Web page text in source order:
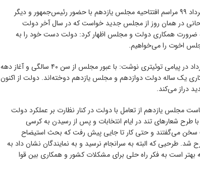
به گزارش روا 24 به نقل از ایسنا، هفتم خرداد ۹۹ مراسم افتتاحیه مجلس یازدهم با حضور رئیس‌جمهور و دیگر
در همان روز از مجلس جدید خواست که در سال آخر دولت
به ضرورت همکاری دولت و مجلس اظهار کرد: دولت دست خود را به
اخوت را می‌خواهیم.
رئیس‌جمهور دو روز قبل از آن هم در ۵ خرداد در پیامی توئیتری نوشت: با عبور مجلس از سن ۴۰ سالگی و آغاز دهه
یک‌ ساله دولت دوازدهم و مجلس یازدهم دوخته‌اند. دولت از اکنون
دراز می‌کند.
مجلس یازدهم از تعامل با دولت در کنار نظارت بر عملکرد دولت
طرح شعارهای تند در ایام انتخابات و پس از رسیدن به کرسی
سخن می‌گفتند و حتی کار تا جایی پیش رفت که بحث استیضاح
طرحیی که البته به سرانجام نرسید و به نمایندگان نشان داد به
است به فکر راه حلی برای مشکلات کشور و همکاری بین قوا